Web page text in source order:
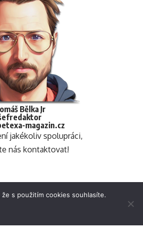
Bělka Jr
magazin.cz
jakékoliv spolupráci,
nás kontaktovat!
s použitím cookies souhlasíte.